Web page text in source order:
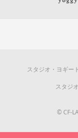
スタジオ・ヨギー
スタジ
© CF-